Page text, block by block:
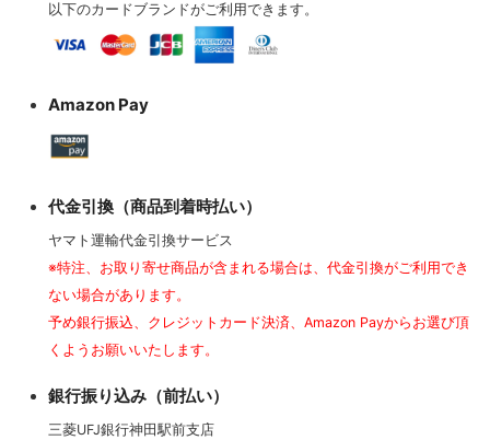
以下のカードブランドがご利用できます。
Amazon Pay
代金引換（商品到着時払い）
ヤマト運輸代金引換サービス
※特注、お取り寄せ商品が含まれる場合は、代金引換がご利用でき
ない場合があります。
予め銀行振込、クレジットカード決済、Amazon Payからお選び頂
くようお願いいたします。
銀行振り込み（前払い）
三菱UFJ銀行神田駅前支店